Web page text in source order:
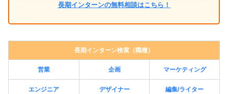
長期インターンの無料相談はこちら！
長期インターン検索（職種）
営業 企画 マーケティング
エンジニア デザイナー 編集/ライター